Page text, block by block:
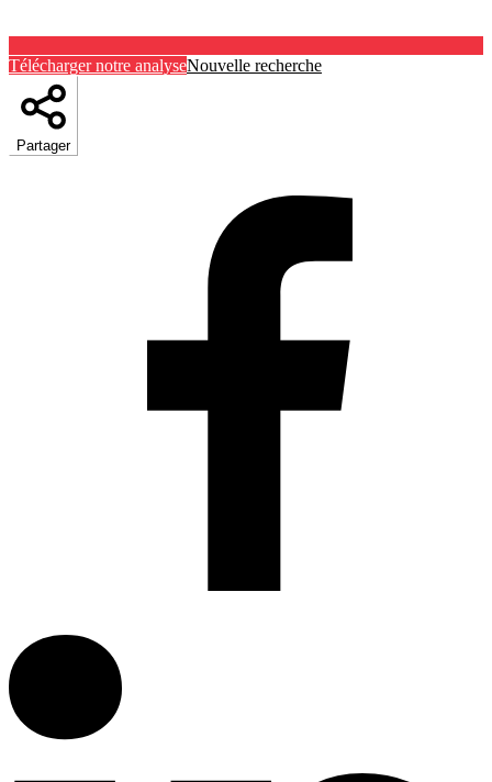
Télécharger notre analyseNouvelle recherche
Partager